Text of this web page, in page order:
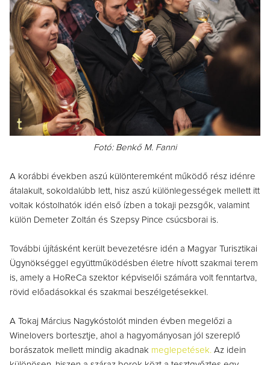
Fotó: Benkő M. Fanni
A korábbi években aszú különteremként működő rész idénre
átalakult, sokoldalúbb lett, hisz aszú különlegességek mellett itt
voltak kóstolhatók idén első ízben a tokaji pezsgők, valamint
külön Demeter Zoltán és Szepsy Pince csúcsborai is.
További újításként került bevezetésre idén a Magyar Turisztikai
Ügynökséggel együttműködésben életre hívott szakmai terem
is, amely a HoReCa szektor képviselői számára volt fenntartva,
rövid előadásokkal és szakmai beszélgetésekkel.
A Tokaj Március Nagykóstolót minden évben megelőzi a
Winelovers bortesztje, ahol a hagyományosan jól szereplő
borászatok mellett mindig akadnak meglepetések. Az idein